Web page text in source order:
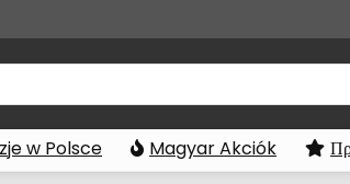
w Polsce Magyar Akciók